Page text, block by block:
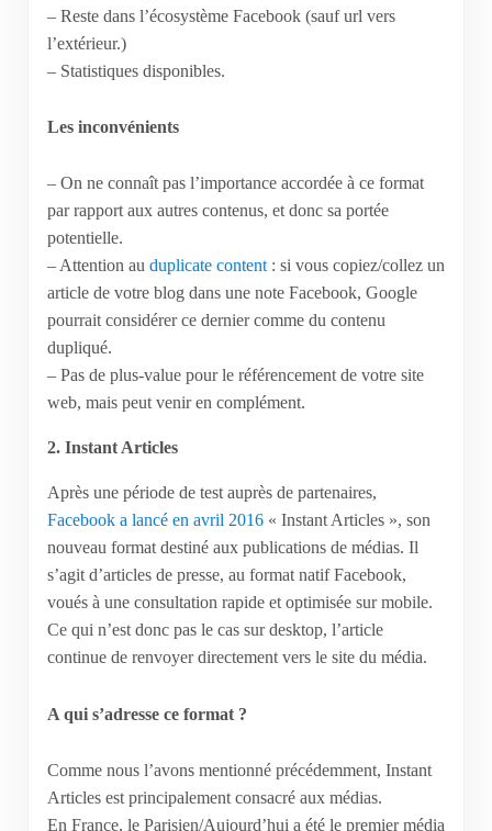
– Reste dans l’écosystème Facebook (sauf url vers
l’extérieur.)
– Statistiques disponibles.
Les inconvénients
– On ne connaît pas l’importance accordée à ce format
par rapport aux autres contenus, et donc sa portée
potentielle.
– Attention au duplicate content: si vous copiez/collez un
article de votre blog dans une note Facebook, Google
pourrait considérer ce dernier comme du contenu
dupliqué.
– Pas de plus-value pour le référencement de votre site
web, mais peut venir en complément.
2. Instant Articles
Après une période de test auprès de partenaires,
Facebook a lancé en avril 2016« Instant Articles », son
nouveau format destiné aux publications de médias. Il
s’agit d’articles de presse, au format natif Facebook,
voués à une consultation rapide et optimisée sur mobile.
Ce qui n’est donc pas le cas sur desktop, l’article
continue de renvoyer directement vers le site du média.
A qui s’adresse ce format ?
Comme nous l’avons mentionné précédemment, Instant
Articles est principalement consacré aux médias.
En France, le Parisien/Aujourd’hui a été le premier média